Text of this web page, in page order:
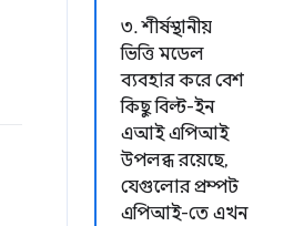
৩. শীর্ষস্থানীয়
ভিত্তি মডেল
ব্যবহার করে বেশ
কিছু বিল্ট-ইন
এআই এপিআই
উপলব্ধ রয়েছে,
যেগুলোর প্রম্পট
এপিআই-তে এখন